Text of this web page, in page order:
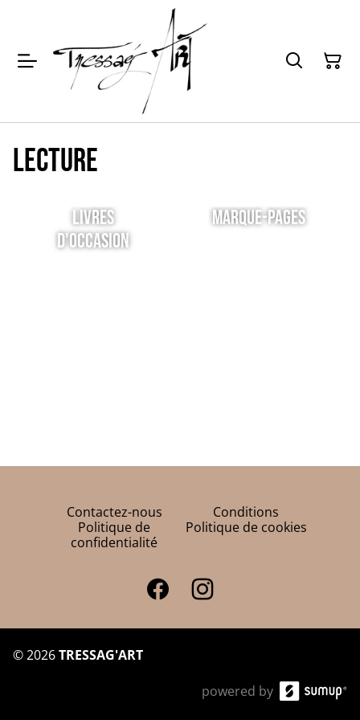
LECTURE
LIVRES
D'OCCASION
MARQUE-PAGES
Contactez-nous
Conditions
Politique de
confidentialité
Politique de cookies
©2026TRESSAG'ART
powered by